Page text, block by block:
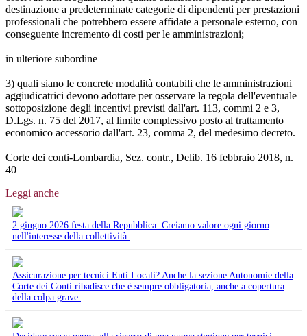
destinazione a predeterminate categorie di dipendenti per prestazioni
professionali che potrebbero essere affidate a personale esterno, con
conseguente incremento di costi per le amministrazioni;
in ulteriore subordine
3) quali siano le concrete modalità contabili che le amministrazioni
aggiudicatrici devono adottare per osservare la regola dell'eventuale
sottoposizione degli incentivi previsti dall'art. 113, commi 2 e 3,
D.Lgs. n. 75 del 2017, al limite complessivo posto al trattamento
economico accessorio dall'art. 23, comma 2, del medesimo decreto.
Corte dei conti-Lombardia, Sez. contr., Delib. 16 febbraio 2018, n.
40
Leggi anche
2 giugno 2026 festa della Repubblica. Creiamo valore ogni giorno
nell'interesse della collettività.
Assicurazione per tecnici Enti Locali? Anche la sezione Autonomie della
Corte dei Conti ribadisce che è sempre obbligatoria, anche a copertura
della colpa grave.